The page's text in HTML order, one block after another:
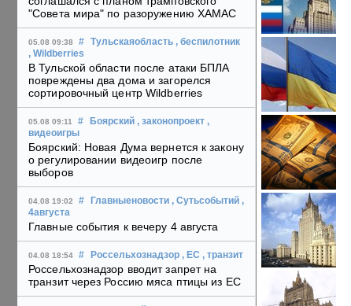
"Совета мира" по разоружению ХАМАС
05.08 09:38 # Тульскаяобласть , беспилотник
, Wildberries
В Тульской области после атаки БПЛА
повреждены два дома и загорелся
сортировочный центр Wildberries
05.08 09:11 # Боярский , законопроект ,
видеоигры
Боярский: Новая Дума вернется к закону
о регулировании видеоигр после
выборов
04.08 19:02 # Главныеновости , Сутьсобытий ,
4августа
Главные события к вечеру 4 августа
04.08 18:54 # Россельхознадзор , ЕС , транзит
Россельхознадзор вводит запрет на
транзит через Россию мяса птицы из ЕС